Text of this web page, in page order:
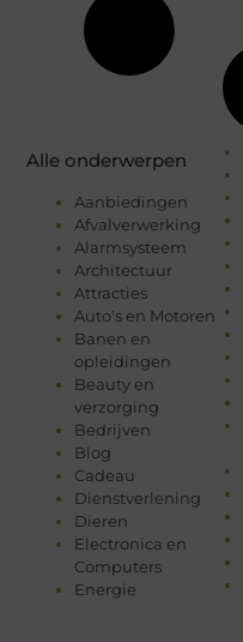
Alle onderwerpen
Aanbiedingen
Afvalverwerking
Alarmsysteem
Architectuur
Attracties
Auto's en Motoren
Banen en
opleidingen
Beauty en
verzorging
Bedrijven
Blog
Cadeau
Dienstverlening
Dieren
Electronica en
Computers
Energie